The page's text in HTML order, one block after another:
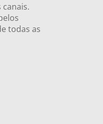
canais.
todas as